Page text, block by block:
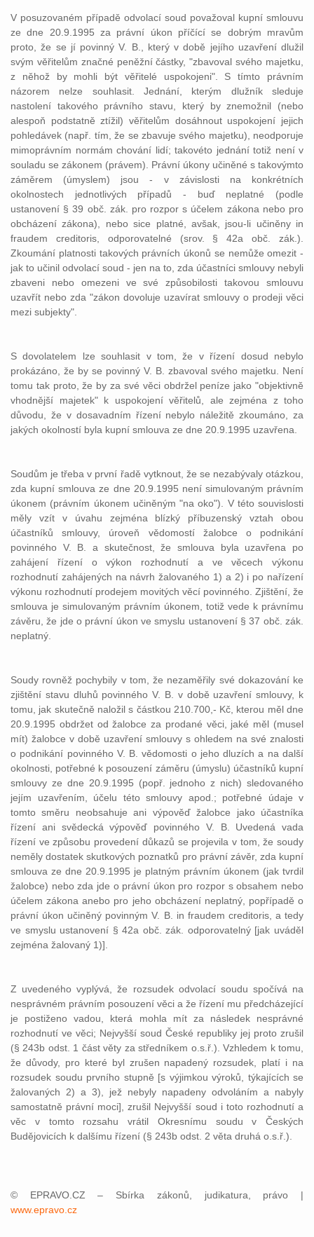
V posuzovaném případě odvolací soud považoval kupní smlouvu
ze dne 20.9.1995 za právní úkon příčící se dobrým mravům
proto, že se jí povinný V. B., který v době jejího uzavření dlužil
svým věřitelům značné peněžní částky, "zbavoval svého majetku,
z něhož by mohli být věřitelé uspokojeni". S tímto právním
názorem nelze souhlasit. Jednání, kterým dlužník sleduje
nastolení takového právního stavu, který by znemožnil (nebo
alespoň podstatně ztížil) věřitelům dosáhnout uspokojení jejich
pohledávek (např. tím, že se zbavuje svého majetku), neodporuje
mimoprávním normám chování lidí; takovéto jednání totiž není v
souladu se zákonem (právem). Právní úkony učiněné s takovýmto
záměrem (úmyslem) jsou - v závislosti na konkrétních
okolnostech jednotlivých případů - buď neplatné (podle
ustanovení § 39 obč. zák. pro rozpor s účelem zákona nebo pro
obcházení zákona), nebo sice platné, avšak, jsou-li učiněny in
fraudem creditoris, odporovatelné (srov. § 42a obč. zák.).
Zkoumání platnosti takových právních úkonů se nemůže omezit -
jak to učinil odvolací soud - jen na to, zda účastníci smlouvy nebyli
zbaveni nebo omezeni ve své způsobilosti takovou smlouvu
uzavřít nebo zda "zákon dovoluje uzavírat smlouvy o prodeji věci
mezi subjekty".
S dovolatelem lze souhlasit v tom, že v řízení dosud nebylo
prokázáno, že by se povinný V. B. zbavoval svého majetku. Není
tomu tak proto, že by za své věci obdržel peníze jako "objektivně
vhodnější majetek" k uspokojení věřitelů, ale zejména z toho
důvodu, že v dosavadním řízení nebylo náležitě zkoumáno, za
jakých okolností byla kupní smlouva ze dne 20.9.1995 uzavřena.
Soudům je třeba v první řadě vytknout, že se nezabývaly otázkou,
zda kupní smlouva ze dne 20.9.1995 není simulovaným právním
úkonem (právním úkonem učiněným "na oko"). V této souvislosti
měly vzít v úvahu zejména blízký příbuzenský vztah obou
účastníků smlouvy, úroveň vědomostí žalobce o podnikání
povinného V. B. a skutečnost, že smlouva byla uzavřena po
zahájení řízení o výkon rozhodnutí a ve věcech výkonu
rozhodnutí zahájených na návrh žalovaného 1) a 2) i po nařízení
výkonu rozhodnutí prodejem movitých věcí povinného. Zjištění, že
smlouva je simulovaným právním úkonem, totiž vede k právnímu
závěru, že jde o právní úkon ve smyslu ustanovení § 37 obč. zák.
neplatný.
Soudy rovněž pochybily v tom, že nezaměřily své dokazování ke
zjištění stavu dluhů povinného V. B. v době uzavření smlouvy, k
tomu, jak skutečně naložil s částkou 210.700,- Kč, kterou měl dne
20.9.1995 obdržet od žalobce za prodané věci, jaké měl (musel
mít) žalobce v době uzavření smlouvy s ohledem na své znalosti
o podnikání povinného V. B. vědomosti o jeho dluzích a na další
okolnosti, potřebné k posouzení záměru (úmyslu) účastníků kupní
smlouvy ze dne 20.9.1995 (popř. jednoho z nich) sledovaného
jejím uzavřením, účelu této smlouvy apod.; potřebné údaje v
tomto směru neobsahuje ani výpověď žalobce jako účastníka
řízení ani svědecká výpověď povinného V. B. Uvedená vada
řízení ve způsobu provedení důkazů se projevila v tom, že soudy
neměly dostatek skutkových poznatků pro právní závěr, zda kupní
smlouva ze dne 20.9.1995 je platným právním úkonem (jak tvrdil
žalobce) nebo zda jde o právní úkon pro rozpor s obsahem nebo
účelem zákona anebo pro jeho obcházení neplatný, popřípadě o
právní úkon učiněný povinným V. B. in fraudem creditoris, a tedy
ve smyslu ustanovení § 42a obč. zák. odporovatelný [jak uváděl
zejména žalovaný 1)].
Z uvedeného vyplývá, že rozsudek odvolací soudu spočívá na
nesprávném právním posouzení věci a že řízení mu předcházející
je postiženo vadou, která mohla mít za následek nesprávné
rozhodnutí ve věci; Nejvyšší soud České republiky jej proto zrušil
(§ 243b odst. 1 část věty za středníkem o.s.ř.). Vzhledem k tomu,
že důvody, pro které byl zrušen napadený rozsudek, platí i na
rozsudek soudu prvního stupně [s výjimkou výroků, týkajících se
žalovaných 2) a 3), jež nebyly napadeny odvoláním a nabyly
samostatně právní moci], zrušil Nejvyšší soud i toto rozhodnutí a
věc v tomto rozsahu vrátil Okresnímu soudu v Českých
Budějovicích k dalšímu řízení (§ 243b odst. 2 věta druhá o.s.ř.).
© EPRAVO.CZ – Sbírka zákonů, judikatura, právo |
www.epravo.cz